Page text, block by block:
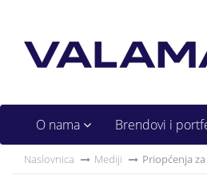
O nama Brendovi i
Naslovnica Mediji Priopćenja